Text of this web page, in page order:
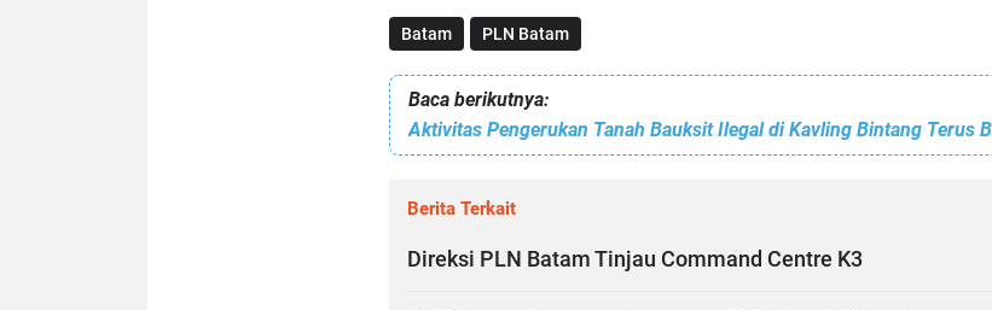
Batam PLN Batam
Baca berikutnya:
Berita Terkait
Direksi PLN Batam Tinjau Command Centre K3